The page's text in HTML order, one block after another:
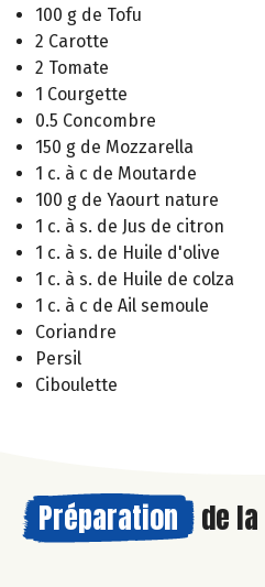
100 g de Tofu
2 Carotte
2 Tomate
1 Courgette
0.5 Concombre
150 g de Mozzarella
1 c. à c de Moutarde
100 g de Yaourt nature
1 c. à s. de Jus de citron
1 c. à s. de Huile d'olive
1 c. à s. de Huile de colza
1 c. à c de Ail semoule
Coriandre
Persil
Ciboulette
Préparation de la